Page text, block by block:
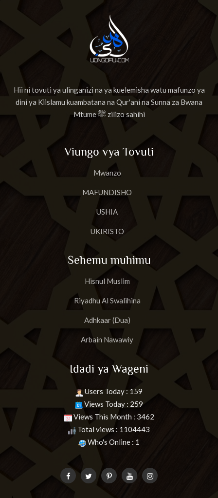
Hii ni tovuti ya ulinganizi na ya kuelemisha watu mafunzo ya
dini ya Kiislamu kuambatana na Qur'ani na Sunna za Bwana
Mtume ﷺ zilizo sahihi
Viungo vya Tovuti
Mwanzo
MAFUNDISHO
USHIA
UKIRISTO
Sehemu muhimu
Hisnul Muslim
Riyadhu Al Swalihina
Adhkaar (Dua)
Arbain Nawawiy
Idadi ya Wageni
Users Today : 159
Views Today : 259
Views This Month : 3462
Total views : 1104443
Who's Online : 1